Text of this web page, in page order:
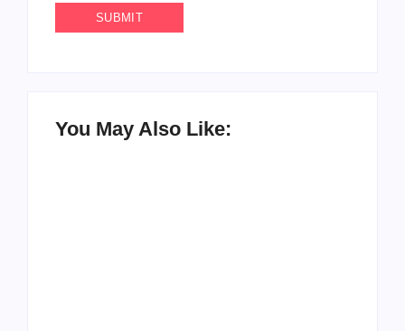
You May Also Like: